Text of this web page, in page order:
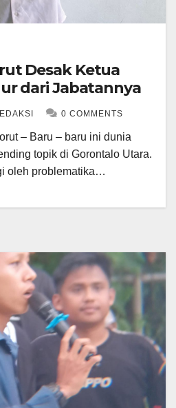
Desak Ketua
dari Jabatannya
0 COMMENTS
– Baru – baru ini dunia
topik di Gorontalo Utara.
oleh problematika…